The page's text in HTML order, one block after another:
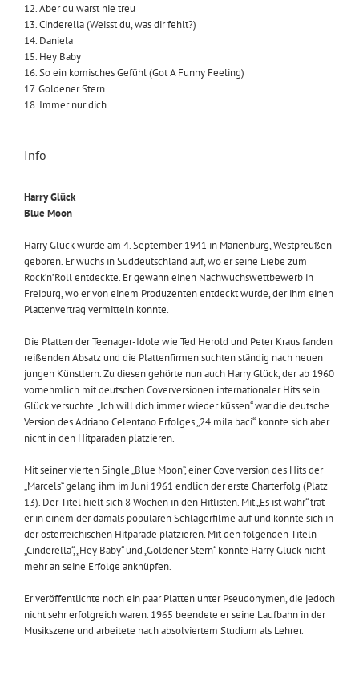
12. Aber du warst nie treu
13. Cinderella (Weisst du, was dir fehlt?)
14. Daniela
15. Hey Baby
16. So ein komisches Gefühl (Got A Funny Feeling)
17. Goldener Stern
18. Immer nur dich
Info
Harry Glück
Blue Moon
Harry Glück wurde am 4. September 1941 in Marienburg, Westpreußen
geboren. Er wuchs in Süddeutschland auf, wo er seine Liebe zum
Rock’n’Roll entdeckte. Er gewann einen Nachwuchswettbewerb in
Freiburg, wo er von einem Produzenten entdeckt wurde, der ihm einen
Plattenvertrag vermitteln konnte.
Die Platten der Teenager-Idole wie Ted Herold und Peter Kraus fanden
reißenden Absatz und die Plattenfirmen suchten ständig nach neuen
jungen Künstlern. Zu diesen gehörte nun auch Harry Glück, der ab 1960
vornehmlich mit deutschen Coverversionen internationaler Hits sein
Glück versuchte. „Ich will dich immer wieder küssen“ war die deutsche
Version des Adriano Celentano Erfolges „24 mila baci“. konnte sich aber
nicht in den Hitparaden platzieren.
Mit seiner vierten Single „Blue Moon“, einer Coverversion des Hits der
„Marcels“ gelang ihm im Juni 1961 endlich der erste Charterfolg (Platz
13). Der Titel hielt sich 8 Wochen in den Hitlisten. Mit „Es ist wahr“ trat
er in einem der damals populären Schlagerfilme auf und konnte sich in
der österreichischen Hitparade platzieren. Mit den folgenden Titeln
„Cinderella“, „Hey Baby“ und „Goldener Stern“ konnte Harry Glück nicht
mehr an seine Erfolge anknüpfen.
Er veröffentlichte noch ein paar Platten unter Pseudonymen, die jedoch
nicht sehr erfolgreich waren. 1965 beendete er seine Laufbahn in der
Musikszene und arbeitete nach absolviertem Studium als Lehrer.